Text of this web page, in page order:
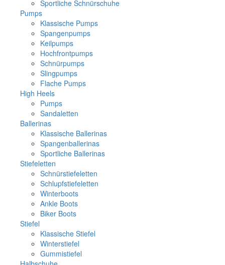
Sportliche Schnürschuhe
Pumps
Klassische Pumps
Spangenpumps
Keilpumps
Hochfrontpumps
Schnürpumps
Slingpumps
Flache Pumps
High Heels
Pumps
Sandaletten
Ballerinas
Klassische Ballerinas
Spangenballerinas
Sportliche Ballerinas
Stiefeletten
Schnürstiefeletten
Schlupfstiefeletten
Winterboots
Ankle Boots
Biker Boots
Stiefel
Klassische Stiefel
Winterstiefel
Gummistiefel